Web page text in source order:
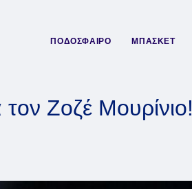
ΠΟΔΟΣΦΑΙΡΟ ΜΠΑΣΚΕΤ
τον Ζοζέ Μουρίνιο!